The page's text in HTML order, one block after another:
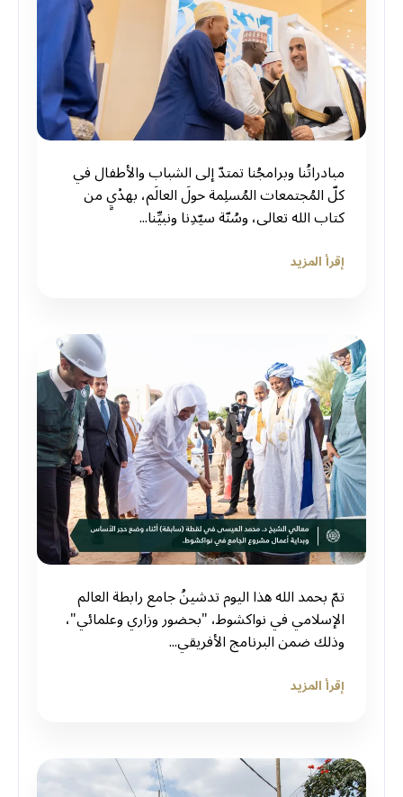
‏مبادراتُنا وبرامجُنا تمتدّ إلى الشباب والأطفال في
كلّ المُجتمعات المُسلِمة حولَ العالَم، بهدْيٍ من
كتاب الله تعالى، وسُنّة سيّدِنا ونبيِّنا...
إقرأ المزيد
‏تمّ بحمد الله هذا اليوم تدشينُ جامع ⁧‫رابطة العالم
الإسلامي‬⁩ في نواكشوط، "بحضور وزاري وعلمائي"،
وذلك ضمن البرنامج الأفريقي...
إقرأ المزيد